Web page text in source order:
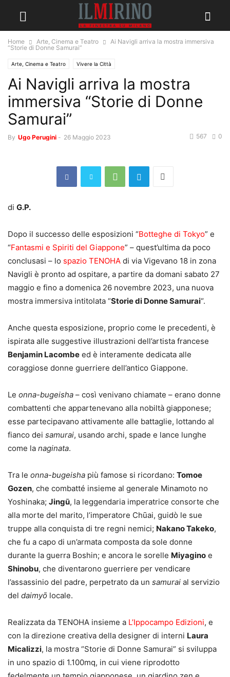
Home Arte, Cinema e Teatro
Ai Navigli arriva la mostra immersiva
“Storie di Donne Samurai”
Arte, Cinema e Teatro Vivere la Città
Ai Navigli arriva la mostra
immersiva “Storie di Donne
Samurai”
By Ugo Perugini - 26 Maggio 2023 0
567
di G.P.
Dopo il successo delle esposizioni “Botteghe di Tokyo” e
“Fantasmi e Spiriti del Giappone” – quest’ultima da poco
conclusasi – lo spazio TENOHA di via Vigevano 18 in zona
Navigli è pronto ad ospitare, a partire da domani sabato 27
maggio e fino a domenica 26 novembre 2023, una nuova
mostra immersiva intitolata “Storie di Donne Samurai“.
Anche questa esposizione, proprio come le precedenti, è
ispirata alle suggestive illustrazioni dell’artista francese
Benjamin Lacombe ed è interamente dedicata alle
coraggiose donne guerriere dell’antico Giappone.
Le onna-bugeisha – così venivano chiamate – erano donne
combattenti che appartenevano alla nobiltà giapponese;
esse partecipavano attivamente alle battaglie, lottando al
fianco dei samurai, usando archi, spade e lance lunghe
come la naginata.
Tra le onna-bugeisha più famose si ricordano: Tomoe
Gozen, che combatté insieme al generale Minamoto no
Yoshinaka; Jingū, la leggendaria imperatrice consorte che
alla morte del marito, l’imperatore Chūai, guidò le sue
truppe alla conquista di tre regni nemici; Nakano Takeko,
che fu a capo di un’armata composta da sole donne
durante la guerra Boshin; e ancora le sorelle Miyagino e
Shinobu, che diventarono guerriere per vendicare
l’assassinio del padre, perpetrato da un samurai al servizio
del daimyō locale.
Realizzata da TENOHA insieme a L’Ippocampo Edizioni, e
con la direzione creativa della designer di interni Laura
Micalizzi, la mostra “Storie di Donne Samurai” si sviluppa
in uno spazio di 1.100mq, in cui viene riprodotto